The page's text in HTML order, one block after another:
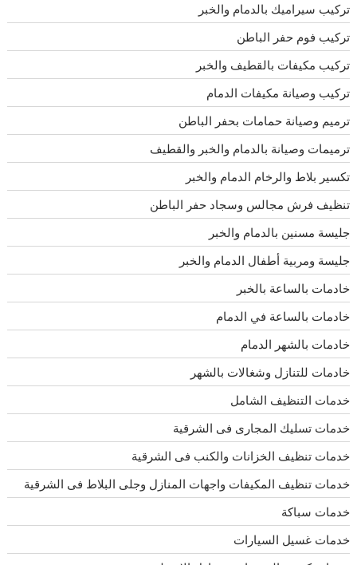
تركيب سيراميك بالدمام والخبر
تركيب فوم حفر الباطن
تركيب مكيفات بالقطيف والخبر
تركيب وصيانة مكيفات الدمام
ترميم وصيانة حمامات بحفر الباطن
ترميمات وصيانة بالدمام والخبر والقطيف
تكسير بلاط والرخام الدمام والخبر
تنظيف فرش مجالس وسجاد حفر الباطن
جليسة مسنين بالدمام والخبر
جليسة ومربية أطفال الدمام والخبر
خادمات بالساعة بالخبر
خادمات بالساعة في الدمام
خادمات بالشهر الدمام
خادمات للتنازل وشغالات بالشهر
خدمات التنظيف الشامل
خدمات تسليك المجارى فى الشرقية
خدمات تنظيف الخزانات والكنب فى الشرقية
خدمات تنظيف المكيفات واجهات المنازل وجلى البلاط فى الشرقية
خدمات سباكة
خدمات غسيل السيارات